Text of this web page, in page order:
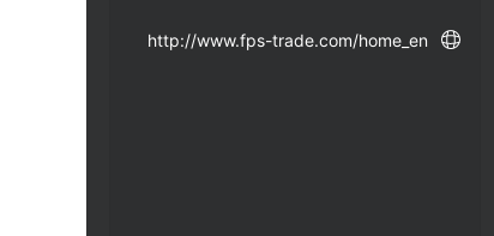
http://www.fps-trade.com/home_en